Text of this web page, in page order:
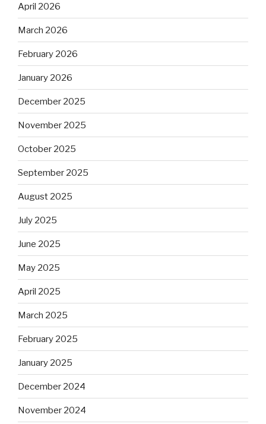
April 2026
March 2026
February 2026
January 2026
December 2025
November 2025
October 2025
September 2025
August 2025
July 2025
June 2025
May 2025
April 2025
March 2025
February 2025
January 2025
December 2024
November 2024